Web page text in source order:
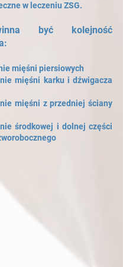
w leczeniu ZSG.
być kolejność
mięśni piersiowych
mięśni karku i dźwigacza
mięśni z przedniej ściany
środkowej i dolnej części